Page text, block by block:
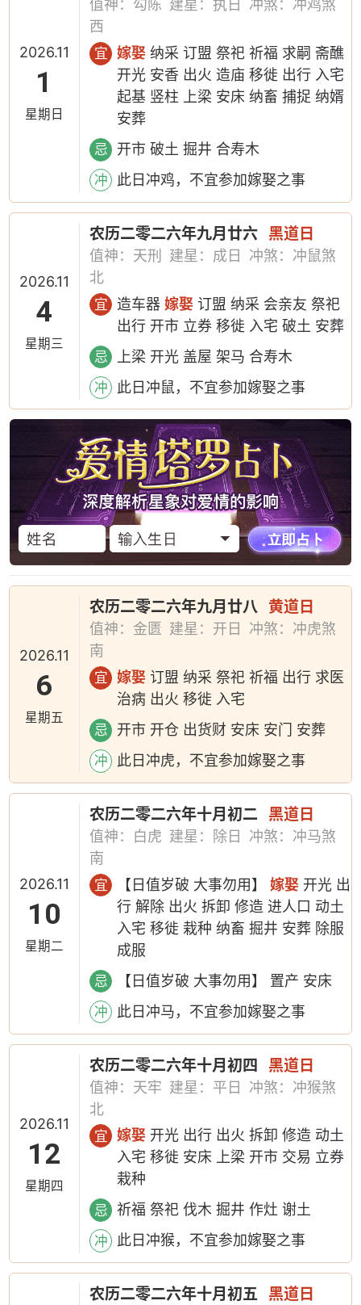
2026.11
1
星期日
值神：勾陈 建星：执日
冲煞：冲鸡煞
西
宜 嫁娶 纳采 订盟 祭祀 祈福 求嗣 斋醮
开光 安香 出火 造庙 移徙 出行 入宅
起基 竖柱 上梁 安床 纳畜 捕捉 纳婿
安葬
忌 开市 破土 掘井 合寿木
冲 此日冲鸡，不宜参加嫁娶之事
2026.11
4
星期三
农历二零二六年九月廿六 黑道日
值神：天刑 建星：成日
冲煞：冲鼠煞
北
宜 造车器嫁娶 订盟 纳采 会亲友 祭祀
出行 开市 立券 移徙 入宅 破土 安葬
忌 上梁 开光 盖屋 架马 合寿木
冲 此日冲鼠，不宜参加嫁娶之事
2026.11
6
星期五
农历二零二六年九月廿八 黄道日
值神：金匮 建星：开日
冲煞：冲虎煞
南
宜 嫁娶 订盟 纳采 祭祀 祈福 出行 求医
治病 出火 移徙 入宅
忌 开市 开仓 出货财 安床 安门 安葬
冲 此日冲虎，不宜参加嫁娶之事
2026.11
10
星期二
农历二零二六年十月初二 黑道日
值神：白虎 建星：除日
冲煞：冲马煞
南
宜 【日值岁破 大事勿用】嫁娶 开光 出
行 解除 出火 拆卸 修造 进人口 动土
入宅 移徙 栽种 纳畜 掘井 安葬 除服
成服
忌 【日值岁破 大事勿用】 置产 安床
冲 此日冲马，不宜参加嫁娶之事
2026.11
12
星期四
农历二零二六年十月初四 黑道日
值神：天牢 建星：平日
冲煞：冲猴煞
北
宜 嫁娶 开光 出行 出火 拆卸 修造 动土
入宅 移徙 安床 上梁 开市 交易 立券
栽种
忌 祈福 祭祀 伐木 掘井 作灶 谢土
冲 此日冲猴，不宜参加嫁娶之事
农历二零二六年十月初五 黑道日